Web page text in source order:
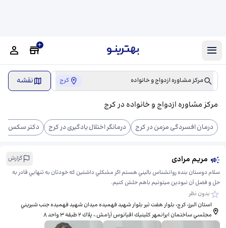
مرکز مشاوره ازدواج و خانواده کرج نقشه
مرکز مشاوره ازدواج و خانواده در کرج
درمان افسردگی مزمن در کرج درمانگر اختلال یادگیری در کرج دکتر سکس
مریم مرادی
گزارش
سلام دوستان بنده روانشناس باليني هستم اگر مشكلي داشتين كه خودتان به تنهايي قادر به
حل و فصل آن نبودين ميتونيم باهم حلش كنيم.
بدون نظر
استان البرز، کرج، بلوار هفت تير بلوار شهيد فهميده ميدان شهيد فهميده جنب شيريني
مجلسي ساختمان ايرانمهر كلينيك اقيانوس آرامش.، ​پلاك ٢ طبقه ٣ واحد ٨